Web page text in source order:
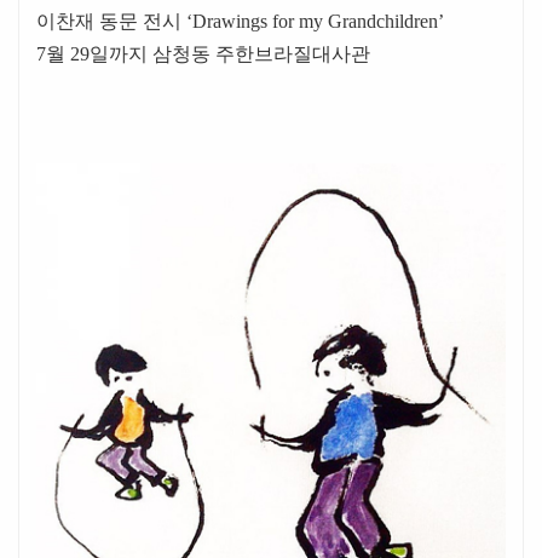
이찬재 동문 전시 ‘Drawings for my Grandchildren’
7월 29일까지 삼청동 주한브라질대사관